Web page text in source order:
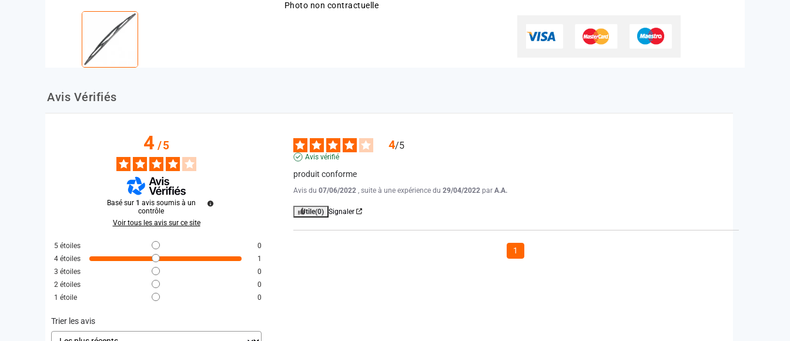
Photo non contractuelle
Avis Vérifiés
4/5
Basé sur 1 avis soumis à un
contrôle
Voir tous les avis sur ce site
5 étoiles
0
4 étoiles
1
3 étoiles
0
2 étoiles
0
1 étoile 0
Trier les avis
4/5
Avis vérifié
produit conforme
Avis du 07/06/2022 , suite à une expérience du 29/04/2022 par A.A.
Utile(0) Signaler
1